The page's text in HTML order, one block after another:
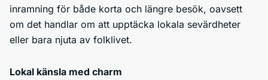
inramning för både korta och längre besök, oavsett
om det handlar om att upptäcka lokala sevärdheter
eller bara njuta av folklivet.
Lokal känsla med charm